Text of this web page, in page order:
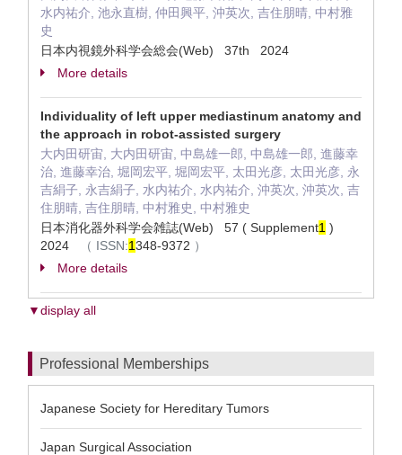
水内祐介, 池永直樹, 仲田興平, 沖英次, 吉住朋晴, 中村雅
史
日本内視鏡外科学会総会(Web) 37th 2024
More details
Individuality of left upper mediastinum anatomy and
the approach in robot-assisted surgery
大内田研宙, 大内田研宙, 中島雄一郎, 中島雄一郎, 進藤幸
治, 進藤幸治, 堀岡宏平, 堀岡宏平, 太田光彦, 太田光彦, 永
吉絹子, 永吉絹子, 水内祐介, 水内祐介, 沖英次, 沖英次, 吉
住朋晴, 吉住朋晴, 中村雅史, 中村雅史
日本消化器外科学会雑誌(Web) 57 ( Supplement1 )
2024
（ ISSN:1348-9372 ）
More details
▼display all
Professional Memberships
Japanese Society for Hereditary Tumors
Japan Surgical Association